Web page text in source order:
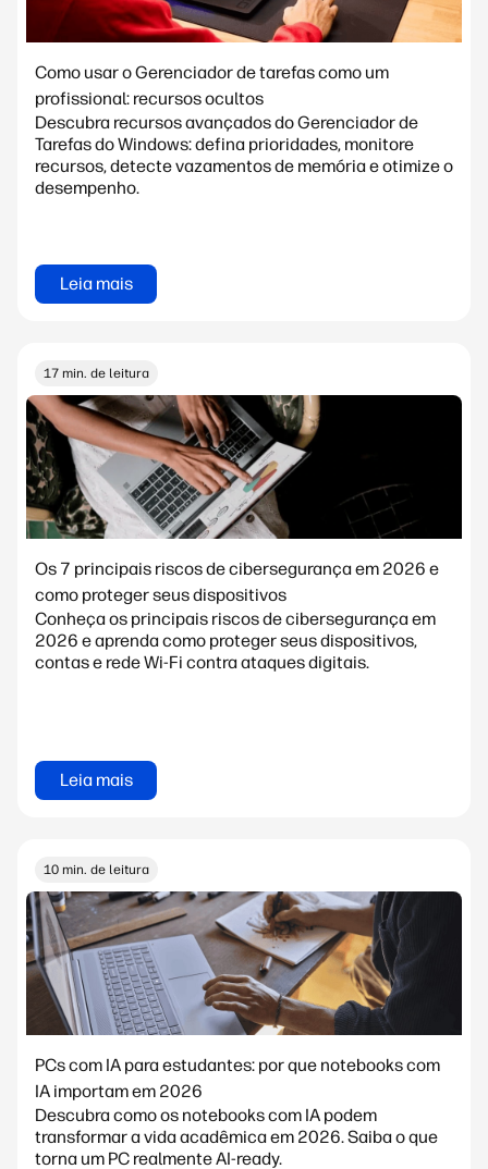
Como usar o Gerenciador de tarefas como um
profissional: recursos ocultos
Descubra recursos avançados do Gerenciador de
Tarefas do Windows: defina prioridades, monitore
recursos, detecte vazamentos de memória e otimize o
desempenho.
Leia mais
17 min. de leitura
Os 7 principais riscos de cibersegurança em 2026 e
como proteger seus dispositivos
Conheça os principais riscos de cibersegurança em
2026 e aprenda como proteger seus dispositivos,
contas e rede Wi-Fi contra ataques digitais.
Leia mais
10 min. de leitura
PCs com IA para estudantes: por que notebooks com
IA importam em 2026
Descubra como os notebooks com IA podem
transformar a vida acadêmica em 2026. Saiba o que
torna um PC realmente AI-ready.